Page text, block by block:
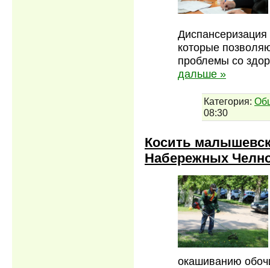
которые
проблемы со
дальше »
Категория:
08:30
Косить
Набережных
окашиванию